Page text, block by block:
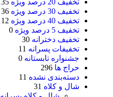
تخفیف 20 درصد ویژه
135
تخفیف 30 درصد ویژه
36
تخفیف 40 درصد ویژه
12
تخفیف 5 درصد ویژه
0
تخفیف دخترانه 30
تخفیفات پسرانه 11
جشنواره تابستانه 0
حراج ها 296
دسته‌بندی نشده 11
شال و کلاه 31